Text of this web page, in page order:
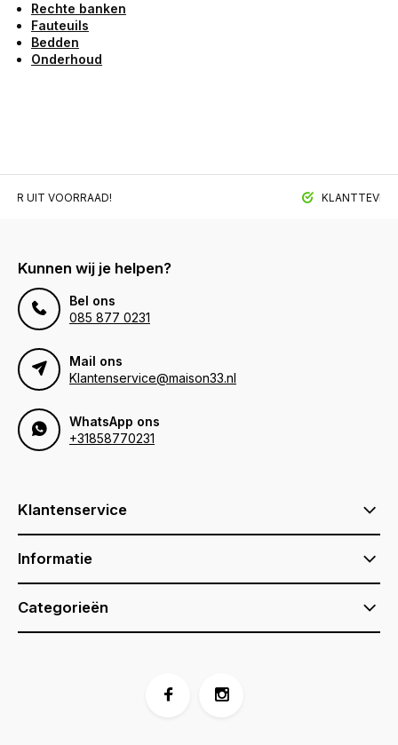
Rechte banken
Fauteuils
Bedden
Onderhoud
UIT VOORRAAD!
Kunnen wij je helpen?
Bel ons
085 877 0231
Mail ons
Klantenservice@maison33.nl
WhatsApp ons
+31858770231
Klantenservice
Informatie
Categorieën